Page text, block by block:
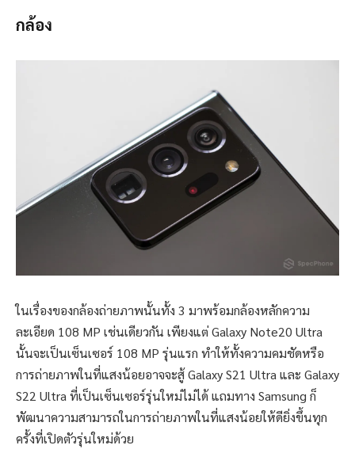
กล้อง
ในเรื่องของกล้องถ่ายภาพนั้นทั้ง 3 มาพร้อมกล้องหลักความ
ละเอียด 108 MP เช่นเดียวกัน เพียงแต่ Galaxy Note20 Ultra
นั้นจะเป็นเซ็นเซอร์ 108 MP รุ่นแรก ทำให้ทั้งความคมชัดหรือ
การถ่ายภาพในที่แสงน้อยอาจจะสู้ Galaxy S21 Ultra และ Galaxy
S22 Ultra ที่เป็นเซ็นเซอร์รุ่นใหม่ไม่ได้ แถมทาง Samsung ก็
พัฒนาความสามารถในการถ่ายภาพในที่แสงน้อยให้ดียิ่งขึ้นทุก
ครั้งที่เปิดตัวรุ่นใหม่ด้วย